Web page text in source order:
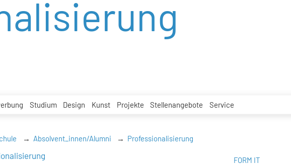
Studium Design Kunst Projekte Stellenangebote Service
Absolvent_innen/Alumni Professionalisierung
FORM IT